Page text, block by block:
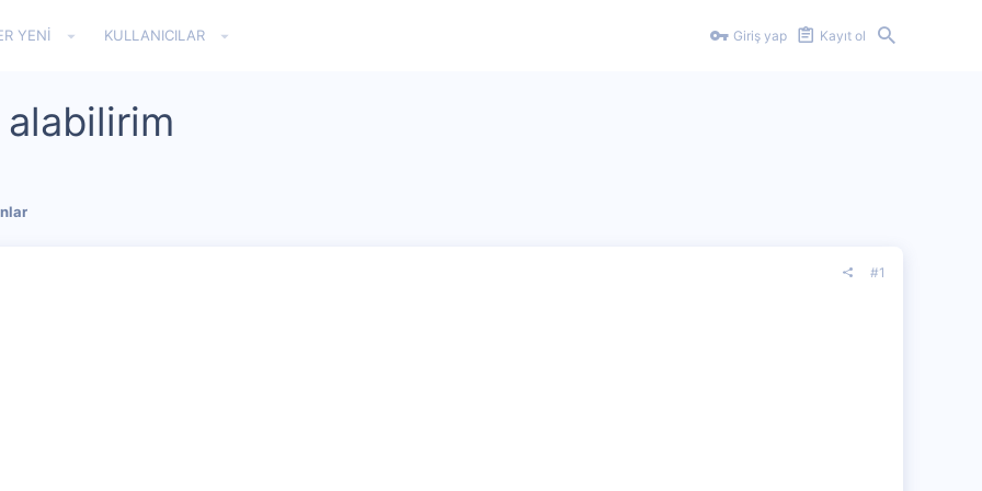
YENI KULLANICILAR Giriş yap Kayıt ol
#1